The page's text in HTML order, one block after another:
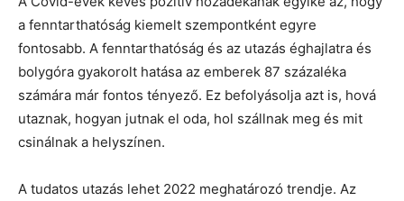
a fenntarthatóság kiemelt szempontként egyre
fontosabb. A fenntarthatóság és az utazás éghajlatra és
bolygóra gyakorolt hatása az emberek 87 százaléka
számára már fontos tényező. Ez befolyásolja azt is, hová
utaznak, hogyan jutnak el oda, hol szállnak meg és mit
csinálnak a helyszínen.
A tudatos utazás lehet 2022 meghatározó trendje. Az